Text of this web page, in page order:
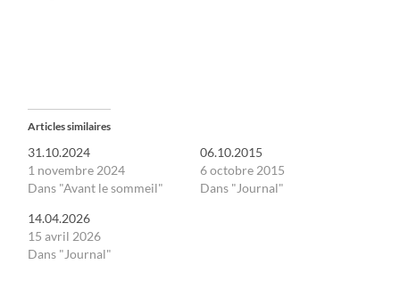
Articles similaires
31.10.2024
1 novembre 2024
Dans "Avant le sommeil"
06.10.2015
6 octobre 2015
Dans "Journal"
14.04.2026
15 avril 2026
Dans "Journal"